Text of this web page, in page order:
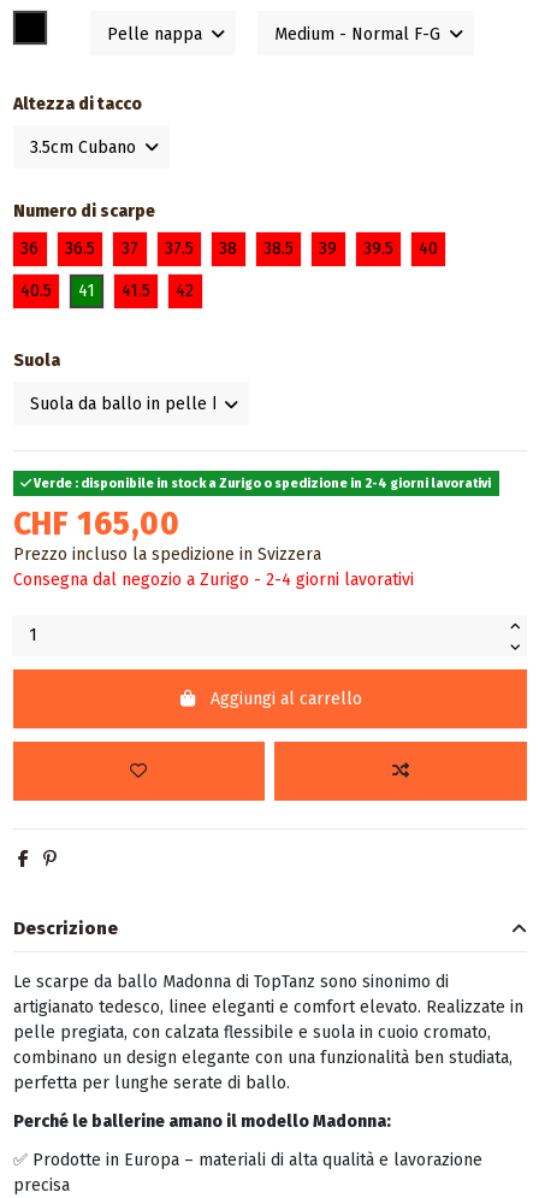
Altezza di tacco
Numero di scarpe
36
36.5 37 37.5 38 38.5 39 39.5 40
40.5 41 41.5 42
Suola
Verde : disponibile in stock a Zurigo o spedizione in 2-4 giorni lavorativi
CHF 165,00
Prezzo incluso la spedizione in Svizzera
Consegna dal negozio a Zurigo - 2-4 giorni lavorativi
Aggiungi al carrello
Descrizione
Le scarpe da ballo Madonna di TopTanz sono sinonimo di
artigianato tedesco, linee eleganti e comfort elevato. Realizzate in
pelle pregiata, con calzata flessibile e suola in cuoio cromato,
combinano un design elegante con una funzionalità ben studiata,
perfetta per lunghe serate di ballo.
Perché le ballerine amano il modello Madonna:
✅ Prodotte in Europa – materiali di alta qualità e lavorazione
precisa